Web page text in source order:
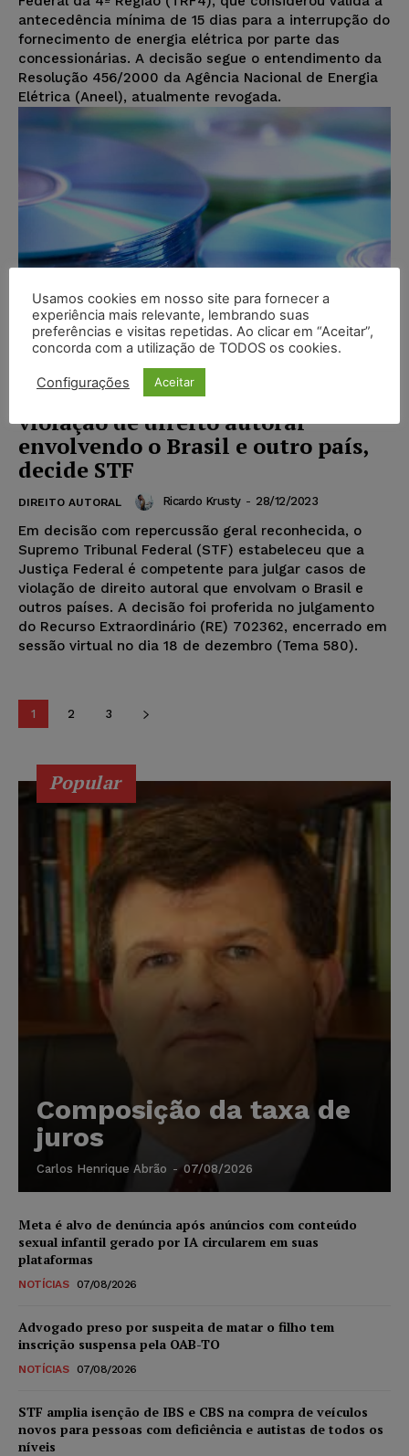
antecedência mínima de 15 dias para a interrupção do
fornecimento de energia elétrica por parte das
concessionárias. A decisão segue o entendimento da
Resolução 456/2000 da Agência Nacional de Energia
Elétrica (Aneel), atualmente revogada.
Cabe à Justiça Federal julgar
violação de direito autoral
envolvendo o Brasil e outro país,
decide STF
DIREITO AUTORAL Ricardo Krusty - 28/12/2023
Em decisão com repercussão geral reconhecida, o
Supremo Tribunal Federal (STF) estabeleceu que a
Justiça Federal é competente para julgar casos de
violação de direito autoral que envolvam o Brasil e
outros países. A decisão foi proferida no julgamento
do Recurso Extraordinário (RE) 702362, encerrado em
sessão virtual no dia 18 de dezembro (Tema 580).
1 2 3
Popular
Composição da taxa de
juros
Carlos Henrique Abrão - 07/08/2026
Meta é alvo de denúncia após anúncios com conteúdo
sexual infantil gerado por IA circularem em suas
plataformas
NOTÍCIAS 07/08/2026
Advogado preso por suspeita de matar o filho tem
inscrição suspensa pela OAB-TO
NOTÍCIAS 07/08/2026
STF amplia isenção de IBS e CBS na compra de veículos
novos para pessoas com deficiência e autistas de todos os
níveis
Usamos cookies em nosso site para fornecer a
experiência mais relevante, lembrando suas
preferências e visitas repetidas. Ao clicar em “Aceitar”,
concorda com a utilização de TODOS os cookies.
Configurações Aceitar